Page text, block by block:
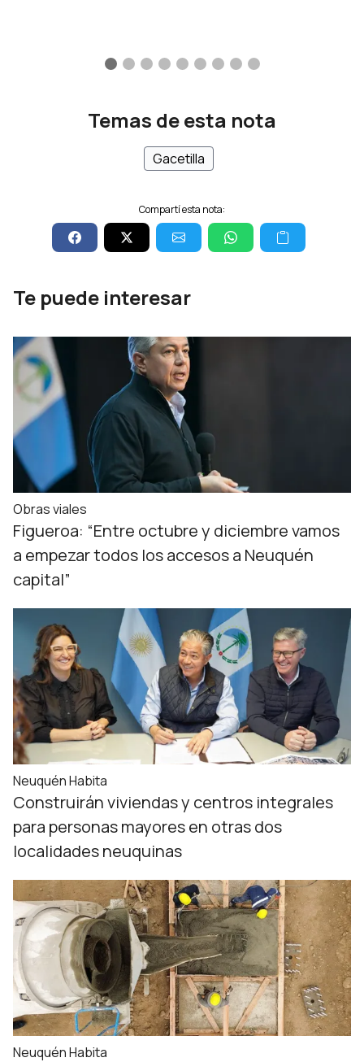
Temas de esta nota
Gacetilla
Compartí esta nota:
Te puede interesar
Obras viales
Figueroa: “Entre octubre y diciembre vamos
a empezar todos los accesos a Neuquén
capital”
Neuquén Habita
Construirán viviendas y centros integrales
para personas mayores en otras dos
localidades neuquinas
Neuquén Habita